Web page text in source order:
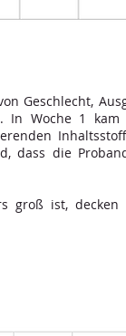
Geschlecht,
In Woche 1
dass die
groß ist,